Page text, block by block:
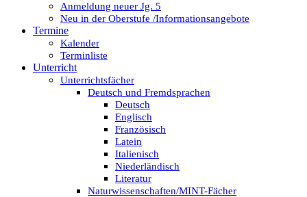
Anmeldung neuer Jg. 5
Neu in der Oberstufe /Informationsangebote
Termine
Kalender
Terminliste
Unterricht
Unterrichtsfächer
Deutsch und Fremdsprachen
Deutsch
Englisch
Französisch
Latein
Italienisch
Niederländisch
Literatur
Naturwissenschaften/MINT-Fächer